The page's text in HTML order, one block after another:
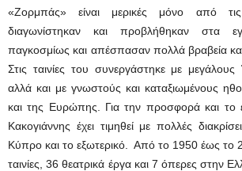
«Ζορμπάς» είναι μερικές μόνο από
διαγωνίστηκαν και προβλήθηκαν στα
παγκοσμίως και απέσπασαν πολλά βραβεία και
Στις ταινίες του συνεργάστηκε με
αλλά και με γνωστούς και καταξιωμένους
και της Ευρώπης. Για την προσφορά και το
Κακογιάννης έχει τιμηθεί με πολλές
Κύπρο και το εξωτερικό. Από το 1950 έως το
ταινίες, 36 θεατρικά έργα και 7 όπερες στην